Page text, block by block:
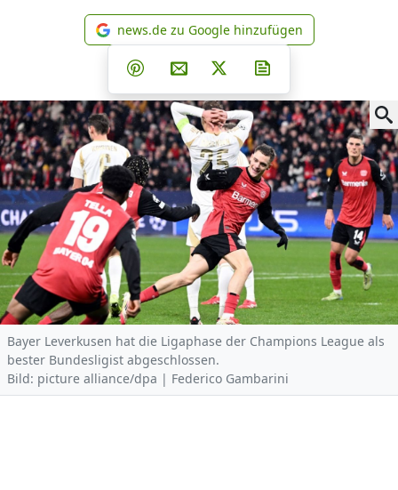
news.de zu Google
news.de zu Google hinzufügen
Teilen auf Facebook
Teilen auf Whatsapp
Teilen auf Telegram
Teilen auf Pinterest
Per E-Mail teilen
Post auf X
Bayer Leverkusen hat die Ligaphase der Champions League als
bester Bundesligist abgeschlossen.
Bild: picture alliance/dpa | Federico Gambarini